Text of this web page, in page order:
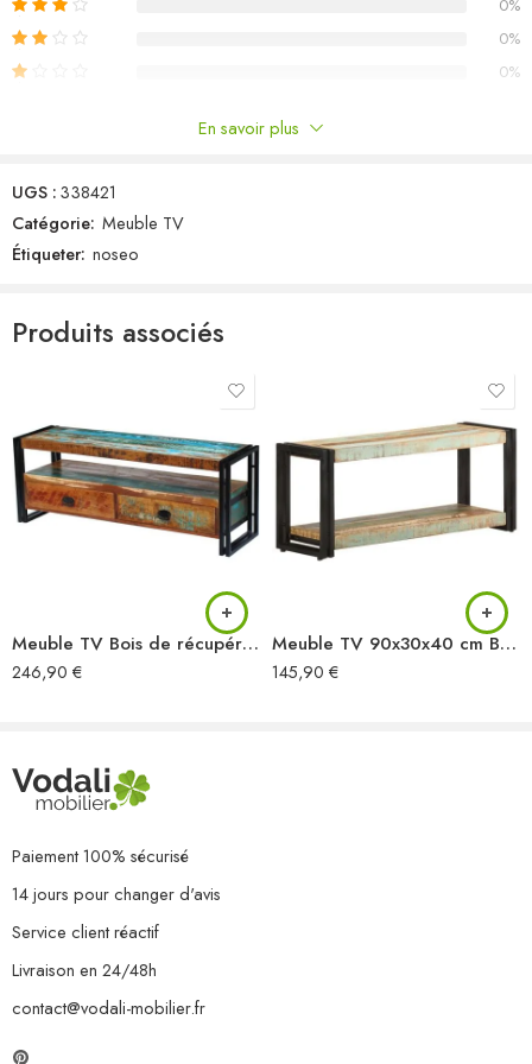
0%
0%
0%
Il n'y a pas encore de critiques.
En savoir plus
UGS :338421
Catégorie: Meuble TV
Étiqueter: noseo
Produits associés
Meuble TV Bois de récupération massif
246,90 €
Meuble TV 90x30x40 cm Bois de récupération massif
145,90 €
Paiement 100% sécurisé
14 jours pour changer d'avis
Service client réactif
Livraison en 24/48h
contact@vodali-mobilier.fr